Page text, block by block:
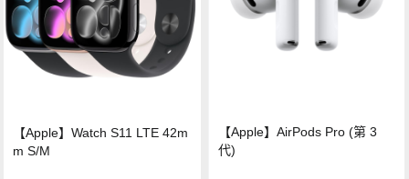
【Apple】Watch S11 LTE 42m
m S/M
【Apple】AirPods Pro (第 3
代)